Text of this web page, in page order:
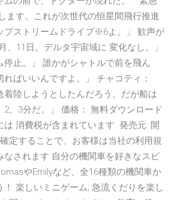
ます。これが次世代の恒星間飛行推進
プストリームドライブ※6よ。」 歓声が
、11日。デルタ宇宙域に 変化なし。」
停止。」 誰かがシャトルで前を飛ん
ばいいんですよ。」 チャコティ：
着陸しようとしたんだろう。だが船は
2、3分だ。」 価格： 無料ダウンロード
消費税が含まれています. 発売元: 開
定することで、お客様は当社の利用規
なされます 自分の機関車を好きなスピ
やEmilyなど、全16種類の機関車か
！ 楽しいミニゲーム; 急流くだりを楽し